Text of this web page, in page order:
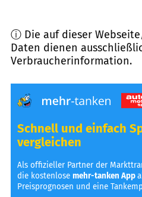
ⓘ Die auf dieser
Daten dienen
Verbraucherinformation.
Schnell und einfach
vergleichen
Als offizieller Partner der
die kostenlosemehr-tanken App
Preisprognosen und eine